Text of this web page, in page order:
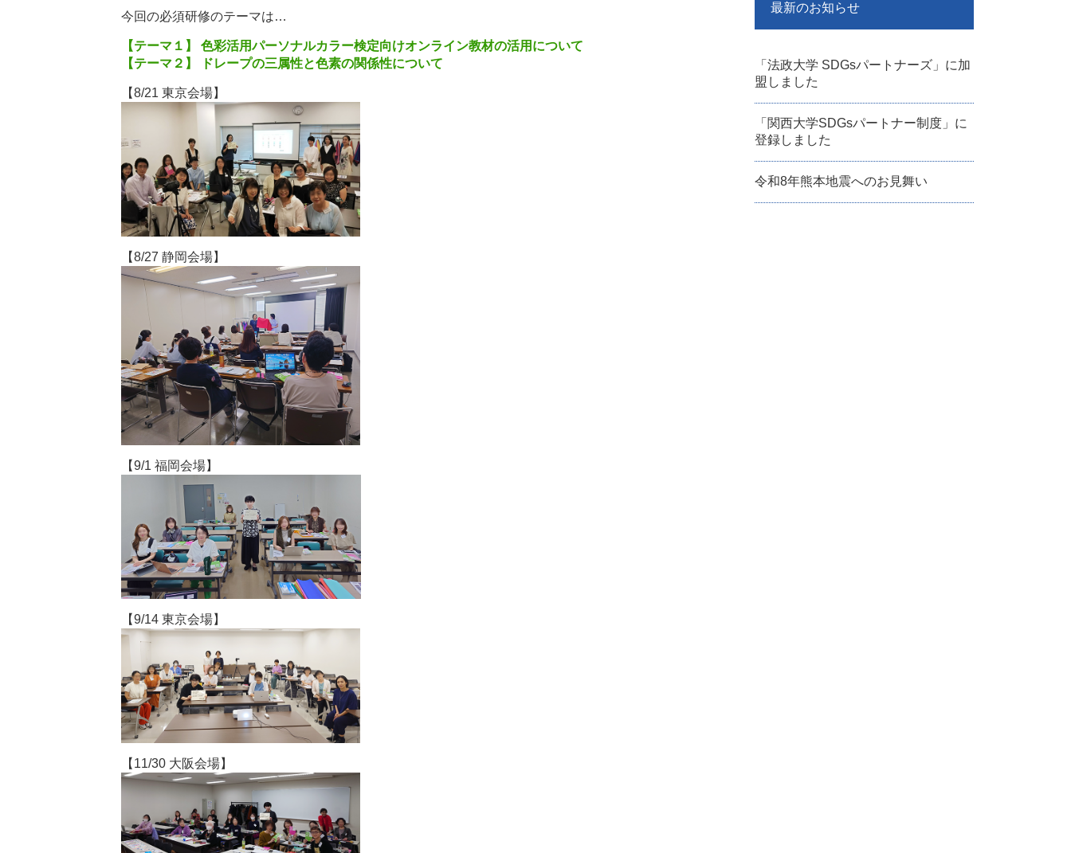
今回の必須研修のテーマは…
【テーマ１】 色彩活用パーソナルカラー検定向けオンライン教材の活用について
【テーマ２】 ドレープの三属性と色素の関係性について
【8/21 東京会場】
【8/27 静岡会場】
【9/1 福岡会場】
【9/14 東京会場】
【11/30 大阪会場】
最新のお知らせ
「法政大学 SDGsパートナーズ」に加
盟しました
「関西大学SDGsパートナー制度」に
登録しました
令和8年熊本地震へのお見舞い